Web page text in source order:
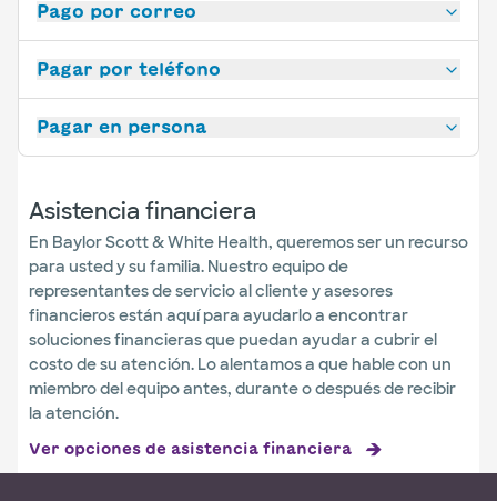
Pago por correo
Pagar por teléfono
Pagar en persona
Asistencia financiera
En Baylor Scott & White Health, queremos ser un recurso
para usted y su familia. Nuestro equipo de
representantes de servicio al cliente y asesores
financieros están aquí para ayudarlo a encontrar
soluciones financieras que puedan ayudar a cubrir el
costo de su atención. Lo alentamos a que hable con un
miembro del equipo antes, durante o después de recibir
la atención.
Ver opciones de asistencia financiera